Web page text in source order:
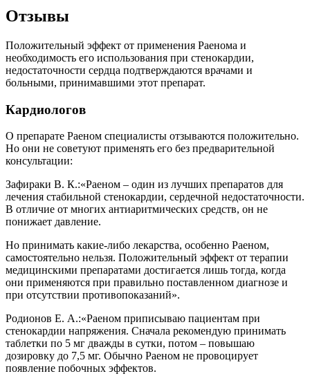
Отзывы
Положительный эффект от применения Раенома и
необходимость его использования при стенокардии,
недостаточности сердца подтверждаются врачами и
больными, принимавшими этот препарат.
Кардиологов
О препарате Раеном специалисты отзываются положительно.
Но они не советуют применять его без предварительной
консультации:
Зафираки В. К.:«Раеном – один из лучших препаратов для
лечения стабильной стенокардии, сердечной недостаточности.
В отличие от многих антиаритмических средств, он не
понижает давление.
Но принимать какие-либо лекарства, особенно Раеном,
самостоятельно нельзя. Положительный эффект от терапии
медицинскими препаратами достигается лишь тогда, когда
они применяются при правильно поставленном диагнозе и
при отсутствии противопоказаний».
Родионов Е. А.:«Раеном приписываю пациентам при
стенокардии напряжения. Сначала рекомендую принимать
таблетки по 5 мг дважды в сутки, потом – повышаю
дозировку до 7,5 мг. Обычно Раеном не провоцирует
появление побочных эффектов.